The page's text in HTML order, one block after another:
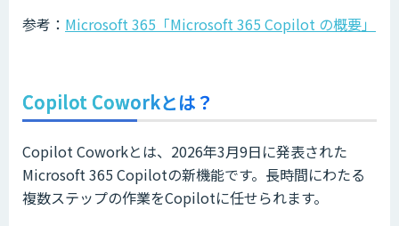
参考： Microsoft 365「Microsoft 365 Copilot の概要」
Copilot Coworkとは？
Copilot Coworkとは、2026年3月9日に発表された
Microsoft 365 Copilotの新機能です。長時間にわたる
複数ステップの作業をCopilotに任せられます。